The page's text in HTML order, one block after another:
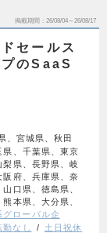
掲載期間 26/08/04～26/08/17
セールス
プのSaaS
、宮城県、秋田
、千葉県、東京
県、長野県、岐
府、兵庫県、奈
口県、徳島県、
本県、大分県、
グローバル企
勤なし
土日祝休